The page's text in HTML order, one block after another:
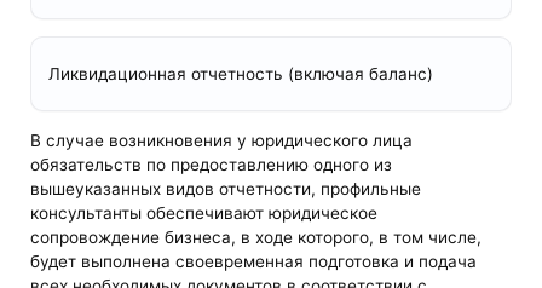
Ликвидационная отчетность (включая баланс)
В случае возникновения у юридического лица
обязательств по предоставлению одного из
вышеуказанных видов отчетности, профильные
консультанты обеспечивают юридическое
сопровождение бизнеса, в ходе которого, в том числе,
будет выполнена своевременная подготовка и подача